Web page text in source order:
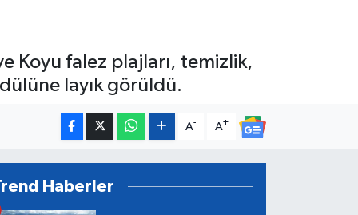
Koyu falez plajları, temizlik,
layık görüldü.
A- A+
Haberler